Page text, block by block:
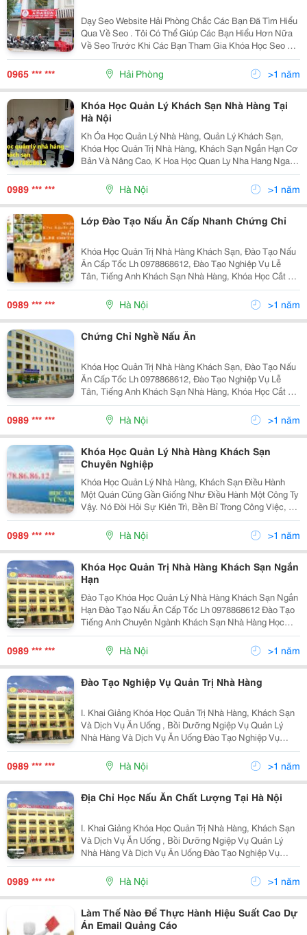
Dạy Seo Website Hải Phòng Chắc Các Bạn Đã Tìm Hiểu
Qua Về Seo . Tôi Có Thể Giúp Các Bạn Hiểu Hơn Nữa
Về Seo Trước Khi Các Bạn Tham Gia Khóa Học Seo Tại
Trung Tâm Chúng Tôi ( Tư Vấn: 0965 113 913 ). Seo
Được Viết Tắt Của 3 Từ Tiếng Anh ( Search...
0965 *** *** Hải Phòng >1 năm
Khóa Học Quản Lý Khách Sạn Nhà Hàng Tại
Hà Nội
Kh Óa Học Quản Lý Nhà Hàng, Quản Lý Khách Sạn,
Khóa Học Quản Trị Nhà Hàng, Khách Sạn Ngắn Hạn Cơ
Bản Và Nâng Cao, K Hoa Học Quan Ly Nha Hang Ngan
Han O Dau, Khoa Hoc Quan Ly Khach San Nha Hang,
Khoa Hoc Ngan Han Quan Ly Nha Hang Khach San ,
0989 *** *** Hà Nội >1 năm
Lớp Đào Tạo Nấu Ăn Cấp Nhanh Chứng Chỉ
Khóa Học Quản Trị Nhà Hàng Khách Sạn, Đào Tạo Nấu
Ăn Cấp Tốc Lh 0978868612, Đào Tạo Nghiệp Vụ Lễ
Tân, Tiếng Anh Khách Sạn Nhà Hàng, Khóa Học Cắt Tỉa
Rau Củ Quả Nghệ Thuật Học Viên Được Học: - Khả
Năng Lựa Chọn Các Loại Nguyên Liêu Nấu Ăn Một Cá
0989 *** *** Hà Nội >1 năm
Chứng Chỉ Nghề Nấu Ăn
Khóa Học Quản Trị Nhà Hàng Khách Sạn, Đào Tạo Nấu
Ăn Cấp Tốc Lh 0978868612, Đào Tạo Nghiệp Vụ Lễ
Tân, Tiếng Anh Khách Sạn Nhà Hàng, Khóa Học Cắt Tỉa
Rau Củ Quả Nghệ Thuật Học Viên Được Học: - Khả
Năng Lựa Chọn Các Loại Nguyên Liêu Nấu Ăn Một Cá
0989 *** *** Hà Nội >1 năm
Khóa Học Quản Lý Nhà Hàng Khách Sạn
Chuyên Nghiệp
Khóa Học Quản Lý Nhà Hàng, Khách Sạn Điều Hành
Một Quán Cũng Gần Giống Như Điều Hành Một Công Ty
Vậy. Nó Đòi Hỏi Sự Kiên Trì, Bền Bỉ Trong Công Việc, Rõ
Ràng Và Chính Xác Trong Tài Chính, Uy Tín Với Nhân
0989 *** *** Hà Nội >1 năm
Khóa Học Quản Trị Nhà Hàng Khách Sạn Ngắn
Hạn
Đào Tạo Khóa Học Quản Lý Nhà Hàng Khách Sạn Ngắn
Hạn Đào Tạo Nấu Ăn Cấp Tốc Lh 0978868612 Đào Tạo
Tiếng Anh Chuyên Ngành Khách Sạn Nhà Hàng Học
Viên Được Học: - Khả Năng Lựa Chọn Các Loại Nguyên
Liêu Nấu Ăn Một Cách Tươi Ngon Nhất - Cách Bảo
0989 *** *** Hà Nội >1 năm
Đào Tạo Nghiệp Vụ Quản Trị Nhà Hàng
I. Khai Giảng Khóa Học Quản Trị Nhà Hàng, Khách Sạn
Và Dịch Vụ Ăn Uống , Bồi Dưỡng Ngiệp Vụ Quản Lý
Nhà Hàng Và Dịch Vụ Ăn Uống Đào Tạo Nghiệp Vụ
Quản Trị Nhà Hàng- Khách Sạn, Nghiệp Vụ Lễ Tân, Bồi
Dưỡng Quản Lý Cơ Sở Lưu Trú, Nấu Ăn Hotl
0989 *** *** Hà Nội >1 năm
Địa Chỉ Học Nấu Ăn Chất Lượng Tại Hà Nội
I. Khai Giảng Khóa Học Quản Trị Nhà Hàng, Khách Sạn
Và Dịch Vụ Ăn Uống , Bồi Dưỡng Ngiệp Vụ Quản Lý
Nhà Hàng Và Dịch Vụ Ăn Uống Đào Tạo Nghiệp Vụ
Quản Trị Nhà Hàng- Khách Sạn, Nghiệp Vụ Lễ Tân, Bồi
Dưỡng Quản Lý Cơ Sở Lưu Trú, Nấu Ăn Hotl
0989 *** *** Hà Nội >1 năm
Làm Thế Nào Để Thực Hành Hiệu Suất Cao Dự
Án Email Quảng Cáo